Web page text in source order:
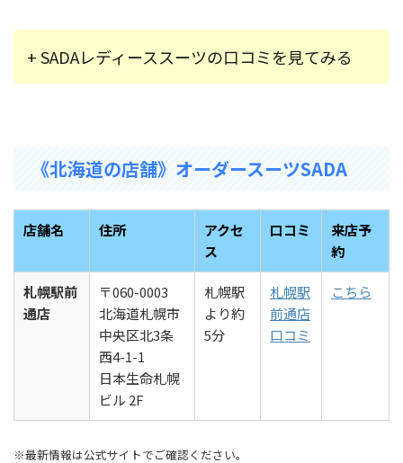
+ SADAレディーススーツの口コミを見てみる
《北海道の店舗》オーダースーツSADA
店舗名 住所
アクセ
ス
口コミ
来店予
約
札幌駅前
通店
〒060-0003
北海道札幌市
中央区北3条
西4-1-1
日本生命札幌
ビル 2F
札幌駅
より約
5分
札幌駅
前通店
口コミ
こちら
※最新情報は公式サイトでご確認ください。